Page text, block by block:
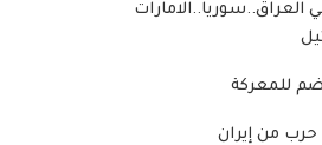
العراق..سوريا..الامارات
للمعركة
حرب من إيران